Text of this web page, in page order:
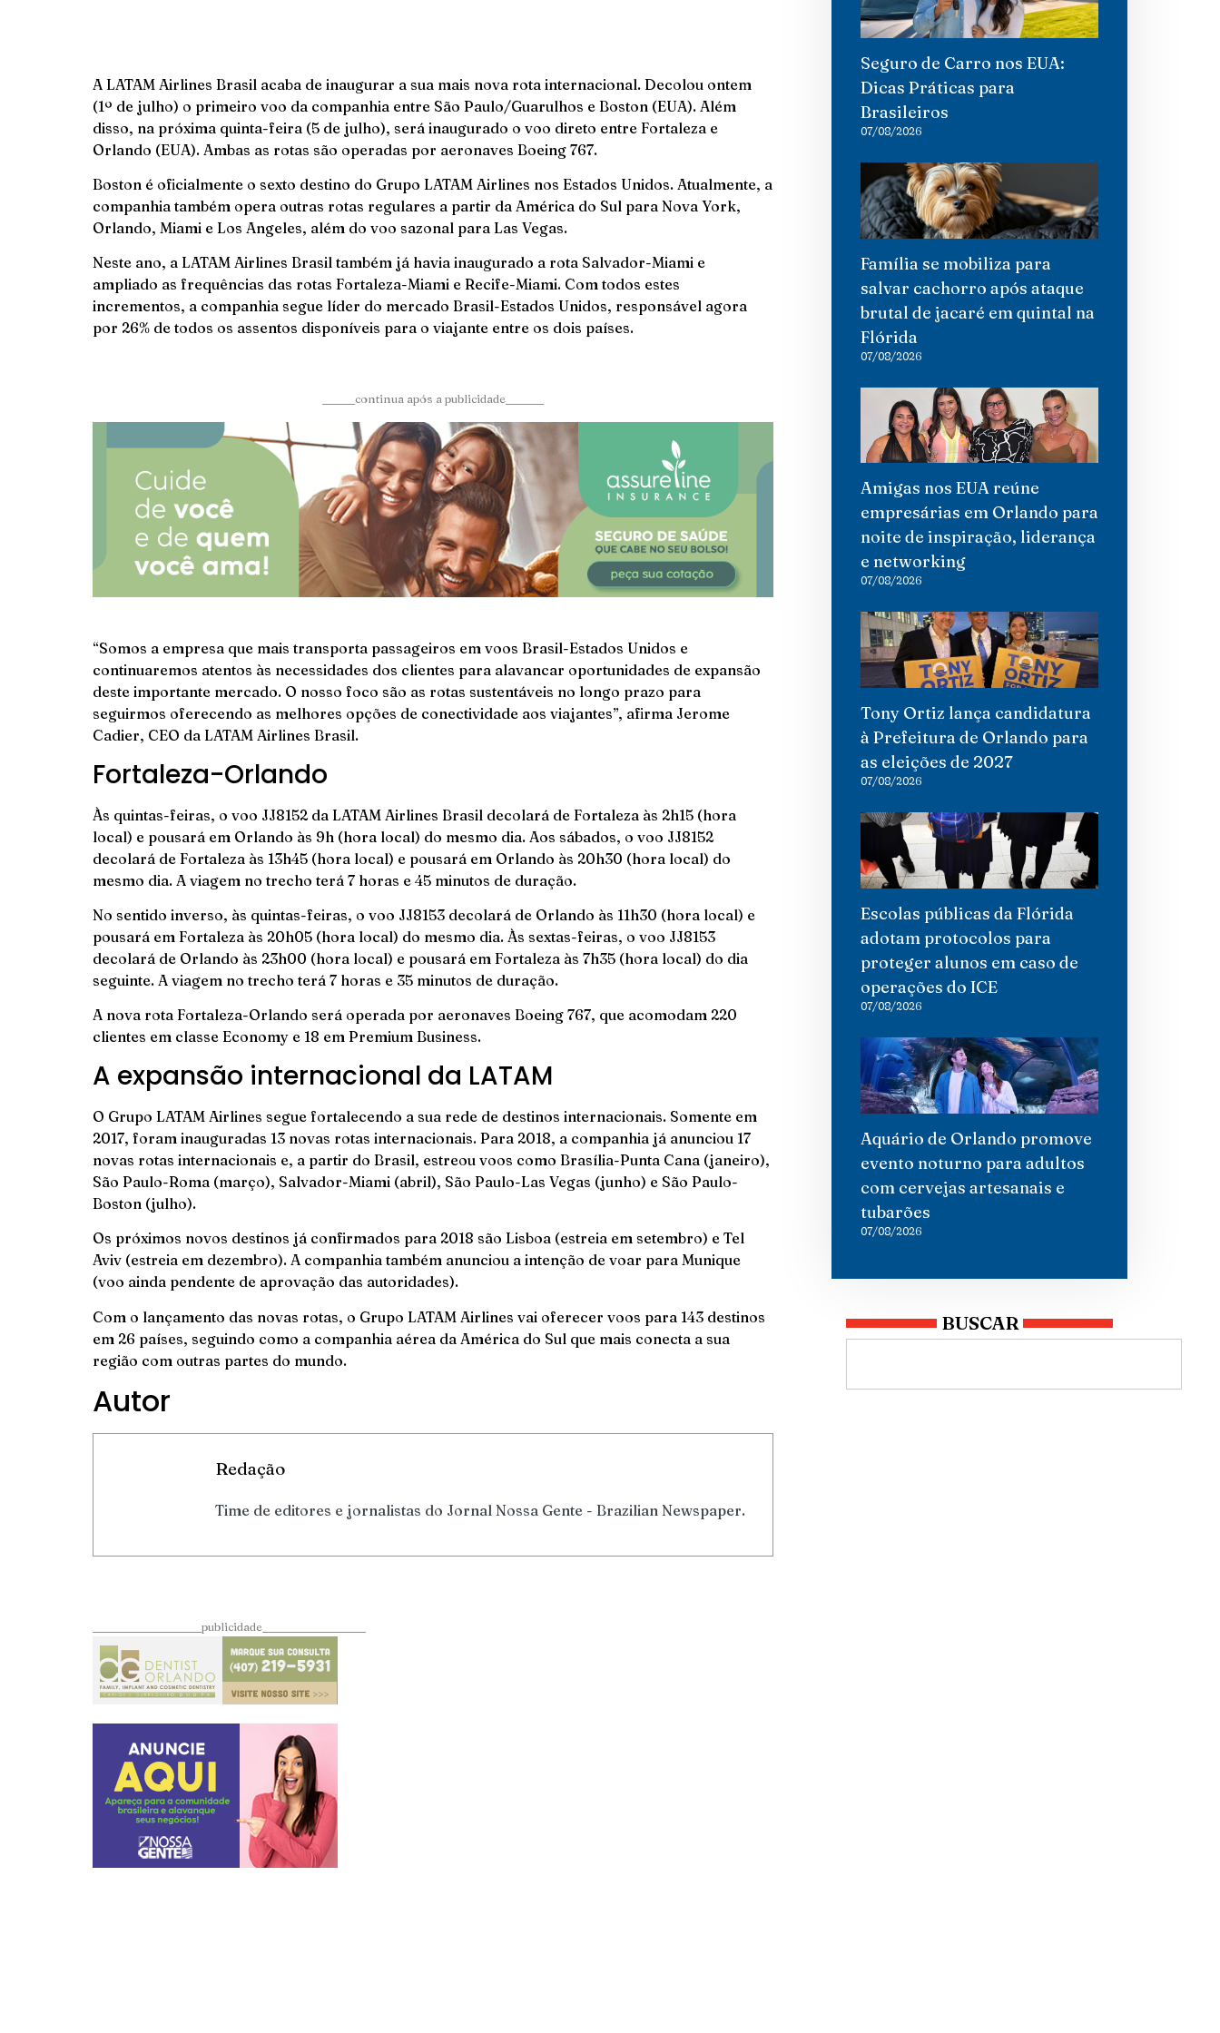
A LATAM Airlines Brasil acaba de inaugurar a sua mais nova rota internacional. Decolou ontem
(1º de julho) o primeiro voo da companhia entre São Paulo/Guarulhos e Boston (EUA). Além
disso, na próxima quinta-feira (5 de julho), será inaugurado o voo direto entre Fortaleza e
Orlando (EUA). Ambas as rotas são operadas por aeronaves Boeing 767.
Boston é oficialmente o sexto destino do Grupo LATAM Airlines nos Estados Unidos. Atualmente, a
companhia também opera outras rotas regulares a partir da América do Sul para Nova York,
Orlando, Miami e Los Angeles, além do voo sazonal para Las Vegas.
Neste ano, a LATAM Airlines Brasil também já havia inaugurado a rota Salvador-Miami e
ampliado as frequências das rotas Fortaleza-Miami e Recife-Miami. Com todos estes
incrementos, a companhia segue líder do mercado Brasil-Estados Unidos, responsável agora
por 26% de todos os assentos disponíveis para o viajante entre os dois países.
______continua após a publicidade_______
“Somos a empresa que mais transporta passageiros em voos Brasil-Estados Unidos e
continuaremos atentos às necessidades dos clientes para alavancar oportunidades de expansão
deste importante mercado. O nosso foco são as rotas sustentáveis no longo prazo para
seguirmos oferecendo as melhores opções de conectividade aos viajantes”, afirma Jerome
Cadier, CEO da LATAM Airlines Brasil.
Fortaleza-Orlando
Às quintas-feiras, o voo JJ8152 da LATAM Airlines Brasil decolará de Fortaleza às 2h15 (hora
local) e pousará em Orlando às 9h (hora local) do mesmo dia. Aos sábados, o voo JJ8152
decolará de Fortaleza às 13h45 (hora local) e pousará em Orlando às 20h30 (hora local) do
mesmo dia. A viagem no trecho terá 7 horas e 45 minutos de duração.
No sentido inverso, às quintas-feiras, o voo JJ8153 decolará de Orlando às 11h30 (hora local) e
pousará em Fortaleza às 20h05 (hora local) do mesmo dia. Às sextas-feiras, o voo JJ8153
decolará de Orlando às 23h00 (hora local) e pousará em Fortaleza às 7h35 (hora local) do dia
seguinte. A viagem no trecho terá 7 horas e 35 minutos de duração.
A nova rota Fortaleza-Orlando será operada por aeronaves Boeing 767, que acomodam 220
clientes em classe Economy e 18 em Premium Business.
A expansão internacional da LATAM
O Grupo LATAM Airlines segue fortalecendo a sua rede de destinos internacionais. Somente em
2017, foram inauguradas 13 novas rotas internacionais. Para 2018, a companhia já anunciou 17
novas rotas internacionais e, a partir do Brasil, estreou voos como Brasília-Punta Cana (janeiro),
São Paulo-Roma (março), Salvador-Miami (abril), São Paulo-Las Vegas (junho) e São Paulo-
Boston (julho).
Os próximos novos destinos já confirmados para 2018 são Lisboa (estreia em setembro) e Tel
Aviv (estreia em dezembro). A companhia também anunciou a intenção de voar para Munique
(voo ainda pendente de aprovação das autoridades).
Com o lançamento das novas rotas, o Grupo LATAM Airlines vai oferecer voos para 143 destinos
em 26 países, seguindo como a companhia aérea da América do Sul que mais conecta a sua
região com outras partes do mundo.
Autor
Redação
Time de editores e jornalistas do Jornal Nossa Gente - Brazilian Newspaper.
____________________publicidade___________________
Seguro de Carro nos EUA:
Dicas Práticas para
Brasileiros
07/08/2026
Família se mobiliza para
salvar cachorro após ataque
brutal de jacaré em quintal na
Flórida
07/08/2026
Amigas nos EUA reúne
empresárias em Orlando para
noite de inspiração, liderança
e networking
07/08/2026
Tony Ortiz lança candidatura
à Prefeitura de Orlando para
as eleições de 2027
07/08/2026
Escolas públicas da Flórida
adotam protocolos para
proteger alunos em caso de
operações do ICE
07/08/2026
Aquário de Orlando promove
evento noturno para adultos
com cervejas artesanais e
tubarões
07/08/2026
BUSCAR